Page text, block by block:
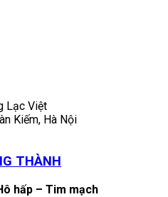
Lạc Việt
Kiếm, Hà Nội
THÀNH
hấp – Tim mạch